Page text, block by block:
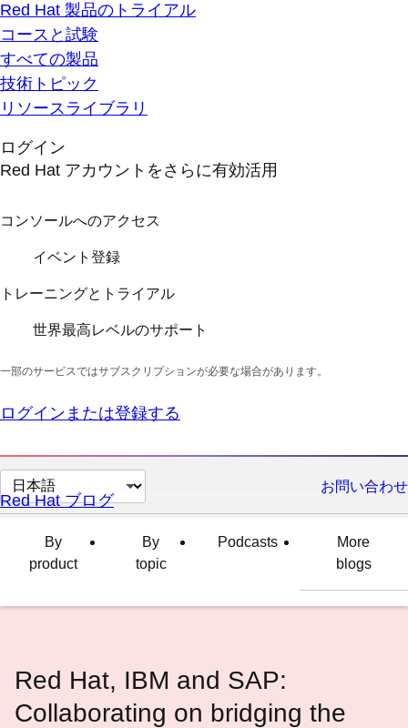
Red Hat 製品のトライアル
コースと試験
すべての製品
技術トピック
リソースライブラリ
ログイン
Red Hat アカウントをさらに有効活用
コンソールへのアクセス
イベント登録
トレーニングとトライアル
世界最高レベルのサポート
一部のサービスではサブスクリプションが必要な場合があります。
ログインまたは登録する
ペ
ー
語
お問い合わせ
Red Hat ブログ
By
product
By
topic
Podcasts
More
blogs
Red Hat, IBM and SAP:
Collaborating on bridging the